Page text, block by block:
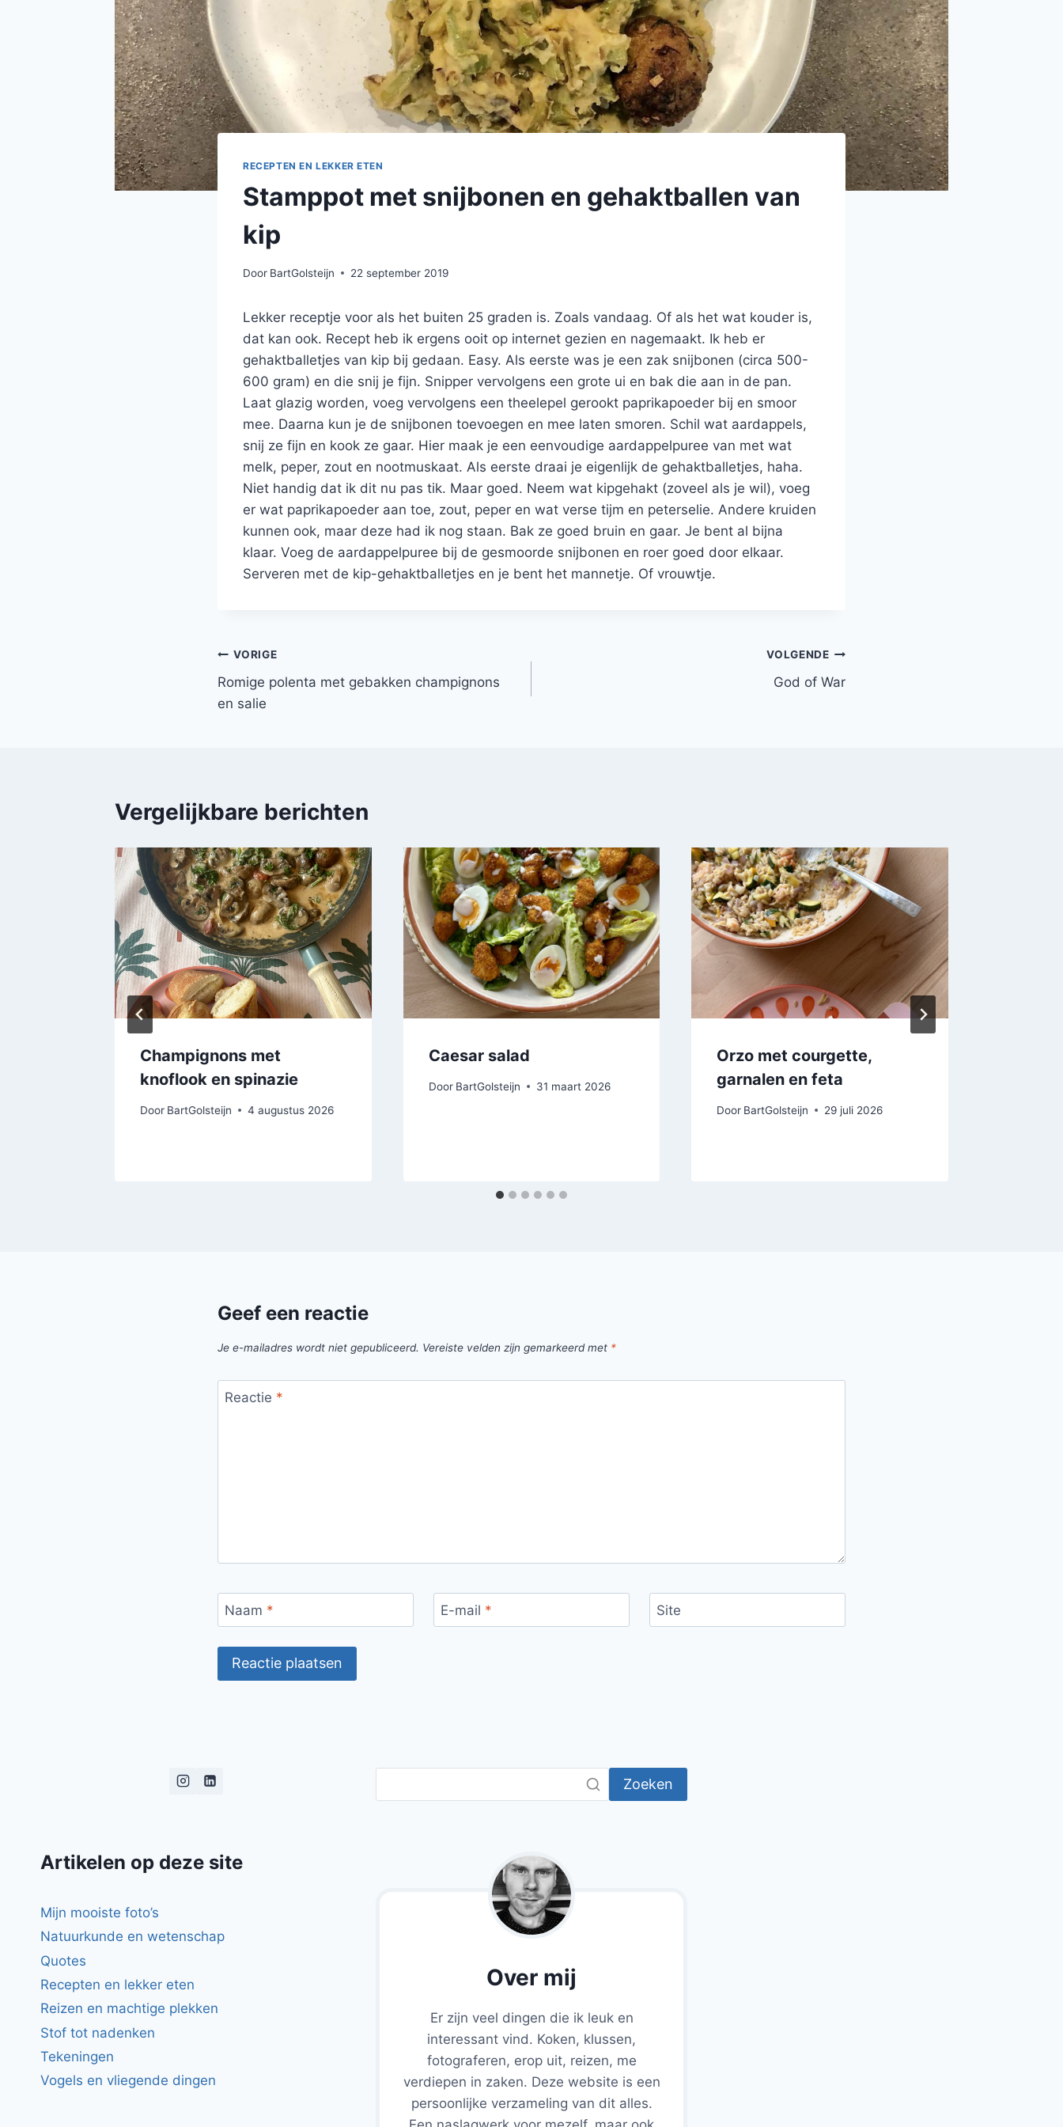
RECEPTEN EN LEKKER ETEN
Stamppot met snijbonen en gehaktballen van
kip
Door BartGolsteijn 22 september 2019
Lekker receptje voor als het buiten 25 graden is. Zoals vandaag. Of als het wat kouder is,
dat kan ook. Recept heb ik ergens ooit op internet gezien en nagemaakt. Ik heb er
gehaktballetjes van kip bij gedaan. Easy. Als eerste was je een zak snijbonen (circa 500-
600 gram) en die snij je fijn. Snipper vervolgens een grote ui en bak die aan in de pan.
Laat glazig worden, voeg vervolgens een theelepel gerookt paprikapoeder bij en smoor
mee. Daarna kun je de snijbonen toevoegen en mee laten smoren. Schil wat aardappels,
snij ze fijn en kook ze gaar. Hier maak je een eenvoudige aardappelpuree van met wat
melk, peper, zout en nootmuskaat. Als eerste draai je eigenlijk de gehaktballetjes, haha.
Niet handig dat ik dit nu pas tik. Maar goed. Neem wat kipgehakt (zoveel als je wil), voeg
er wat paprikapoeder aan toe, zout, peper en wat verse tijm en peterselie. Andere kruiden
kunnen ook, maar deze had ik nog staan. Bak ze goed bruin en gaar. Je bent al bijna
klaar. Voeg de aardappelpuree bij de gesmoorde snijbonen en roer goed door elkaar.
Serveren met de kip-gehaktballetjes en je bent het mannetje. Of vrouwtje.
Bericht
navigatie
VORIGE
Romige polenta met gebakken champignons
en salie
VOLGENDE
God of War
Vergelijkbare berichten
Champignons met
knoflook en spinazie
Door BartGolsteijn 4 augustus 2026
Caesar salad
Door BartGolsteijn 31 maart 2026
Orzo met courgette,
garnalen en feta
Door BartGolsteijn 29 juli 2026
Geef een reactie
Je e-mailadres wordt niet gepubliceerd. Vereiste velden zijn gemarkeerd met *
Reactie *
Naam * E-mail * Site
Zoeken
Artikelen op deze site
Mijn mooiste foto’s
Natuurkunde en wetenschap
Quotes
Recepten en lekker eten
Reizen en machtige plekken
Stof tot nadenken
Tekeningen
Vogels en vliegende dingen
Over mij
Er zijn veel dingen die ik leuk en
interessant vind. Koken, klussen,
fotograferen, erop uit, reizen, me
verdiepen in zaken. Deze website is een
persoonlijke verzameling van dit alles.